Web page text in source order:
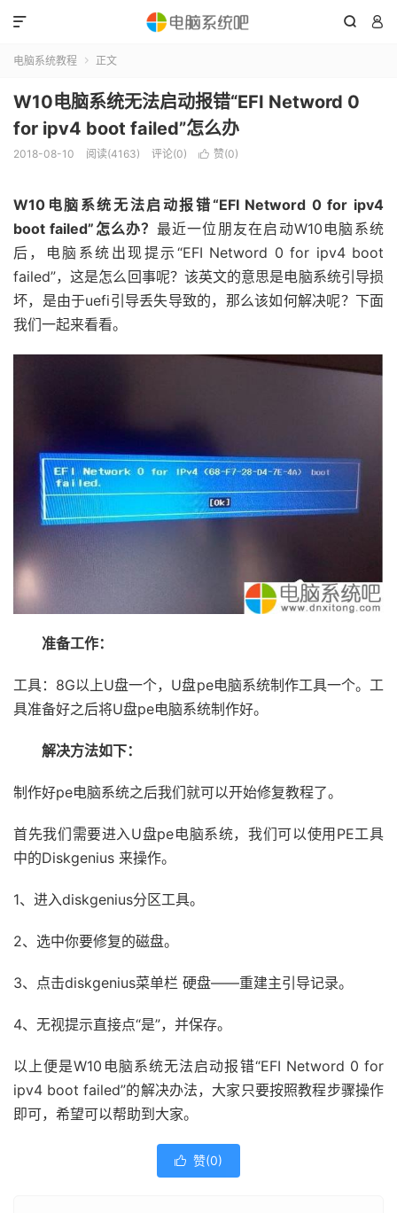
 

电脑系统教程  正文
W10电脑系统无法启动报错“EFI Netword 0
for ipv4 boot failed”怎么办
2018-08-10 阅读(4163) 评论(0)  赞(0)
W10电脑系统无法启动报错“EFI Netword 0 for ipv4
boot failed”怎么办？ 最近一位朋友在启动W10电脑系统
后，电脑系统出现提示“EFI Netword 0 for ipv4 boot
failed”，这是怎么回事呢？该英文的意思是电脑系统引导损
坏，是由于uefi引导丢失导致的，那么该如何解决呢？下面
我们一起来看看。
准备工作：
工具：8G以上U盘一个，U盘pe电脑系统制作工具一个。工
具准备好之后将U盘pe电脑系统制作好。
解决方法如下：
制作好pe电脑系统之后我们就可以开始修复教程了。
首先我们需要进入U盘pe电脑系统，我们可以使用PE工具
中的Diskgenius 来操作。
1、进入diskgenius分区工具。
2、选中你要修复的磁盘。
3、点击diskgenius菜单栏 硬盘——重建主引导记录。
4、无视提示直接点“是”，并保存。
以上便是W10电脑系统无法启动报错“EFI Netword 0 for
ipv4 boot failed”的解决办法，大家只要按照教程步骤操作
即可，希望可以帮助到大家。
 赞(0)